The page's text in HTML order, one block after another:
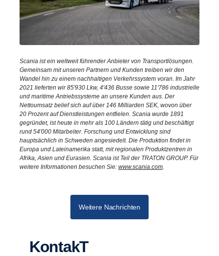
Scania ist ein weltweit führender Anbieter von Transportlösungen.
Gemeinsam mit unseren Partnern und Kunden treiben wir den
Wandel hin zu einem nachhaltigen Verkehrssystem voran. Im Jahr
2021 lieferten wir 85'930 Lkw, 4'436 Busse sowie 11'786 industrielle
und maritime Antriebssysteme an unsere Kunden aus. Der
Nettoumsatz belief sich auf über 146 Milliarden SEK, wovon über
20 Prozent auf Dienstleistungen entfielen. Scania wurde 1891
gegründet, ist heute in mehr als 100 Ländern tätig und beschäftigt
rund 54'000 Mitarbeiter. Forschung und Entwicklung sind
hauptsächlich in Schweden angesiedelt. Die Produktion findet in
Europa und Lateinamerika statt, mit regionalen Produktzentren in
Afrika, Asien und Eurasien. Scania ist Teil der TRATON GROUP. Für
weitere Informationen besuchen Sie: www.scania.com
Weitere Nachrichten
KontakT